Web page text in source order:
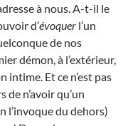
à nous. A-t-il le
d’évoquer l’un
de nos
démon, à l’extérieur,
intime. Et ce n’est pas
n’avoir qu’un
l’invoque du dehors)